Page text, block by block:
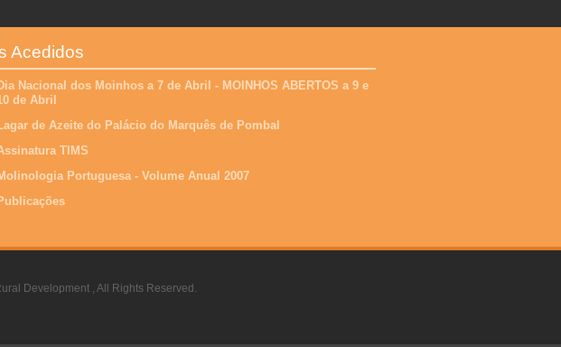
Acedidos
Nacional dos Moinhos a 7 de Abril - MOINHOS ABERTOS a 9 e
de Abril
de Azeite do Palácio do Marquês de Pombal
TIMS
Portuguesa - Volume Anual 2007
Development , All Rights Reserved.